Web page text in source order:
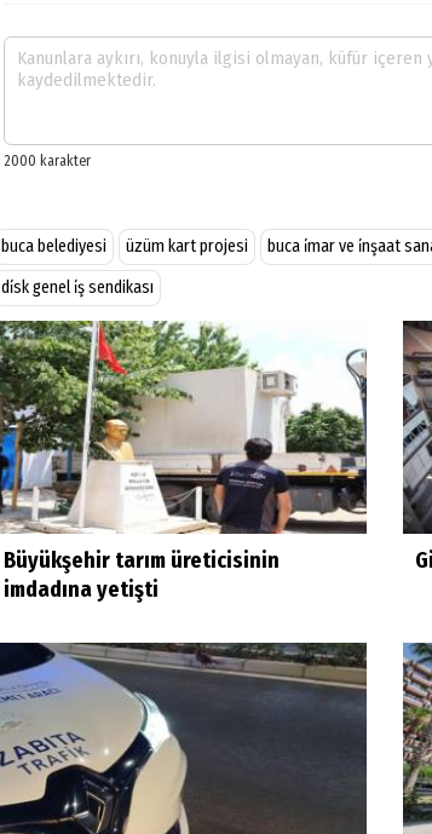
buca belediyesi üzüm kart projesi
buca i̇mar ve i̇nşaat
di̇sk genel i̇ş sendikası
Büyükşehir tarım üreticisinin
imdadına yetişti